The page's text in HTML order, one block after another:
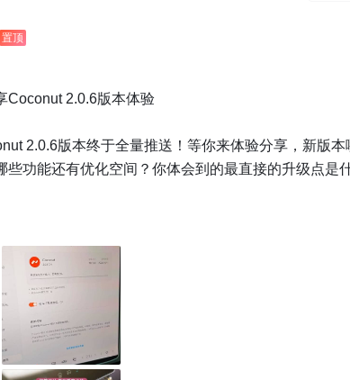
置顶
Coconut 2.0.6版本体验
2.0.6版本终于全量推送！等你来体验分享，新版本
些功能还有优化空间？你体会到的最直接的升级点是
帖，并带话题#Coconut 2.0.6 体验分享
随机抽送2名发帖用户「乐道 屏幕下储物盒」。